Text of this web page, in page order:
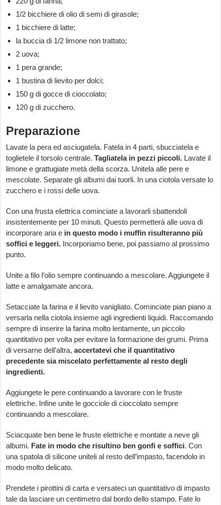
1/2 bicchiere di olio di semi di girasole;
1 bicchiere di latte;
la buccia di 1/2 limone non trattato;
2 uova;
1 pera grande;
1 bustina di lievito per dolci;
150 g di gocce di cioccolato;
120 g di zucchero.
Preparazione
Lavate la pera ed asciugatela. Fatela in 4 parti, sbucciatela e
toglietele il torsolo centrale.Tagliatela in pezzi piccoli. Lavate il
limone e grattugiate metà della scorza. Unitela alle pere e
mescolate. Separate gli albumi dai tuorli. In una ciotola versate lo
zucchero e i rossi delle uova.
Con una frusta elettrica cominciate a lavorarli sbattendoli
insistentemente per 10 minuti. Questo permetterà alle uova di
incorporare aria e in questo modo i muffin risulteranno più
soffici e leggeri. Incorporiamo bene, poi passiamo al prossimo
punto.
Unite a filo l’olio sempre continuando a mescolare. Aggiungete il
latte e amalgamate ancora.
Setacciate la farina e il lievito vanigliato. Cominciate pian piano a
versarla nella ciotola insieme agli ingredienti liquidi. Raccomando
sempre di inserire la farina molto lentamente, un piccolo
quantitativo per volta per evitare la formazione dei grumi. Prima
di versarne dell’altra, accertatevi che il quantitativo
precedente sia miscelato perfettamente al resto degli
ingredienti.
Aggiungete le pere continuando a lavorare con le fruste
elettriche. Infine unite le gocciole di cioccolato sempre
continuando a mescolare.
Sciacquate ben bene le fruste elettriche e montate a neve gli
albumi. Fate in modo che risultino ben gonfi e soffici. Con
una spatola di silicone uniteli al resto dell’impasto, facendolo in
modo molto delicato.
Prendete i pirottini di carta e versateci un quantitativo di impasto
tale da lasciare un centimetro dal bordo dello stampo. Fate lo